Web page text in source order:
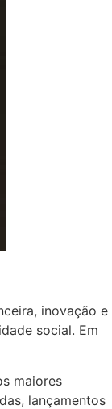
inovação e
social. Em
maiores
lançamentos